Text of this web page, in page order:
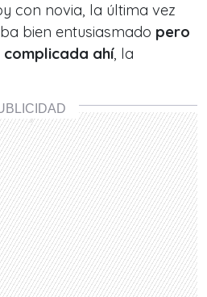
con novia, la última vez
bien entusiasmado pero
ahí, la